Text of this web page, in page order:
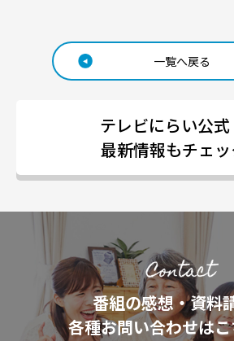
一覧へ戻る
テレビにらい公式
最新情報もチェッ
番組の感想・資料
各種お問い合わせは